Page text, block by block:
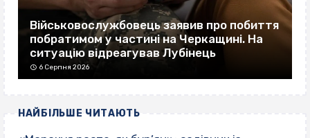
Військовослужбовець заявив про побиття
побратимом у частині на Черкащині. На
ситуацію відреагував Лубінець
6 Серпня 2026
НАЙБІЛЬШЕ ЧИТАЮТЬ